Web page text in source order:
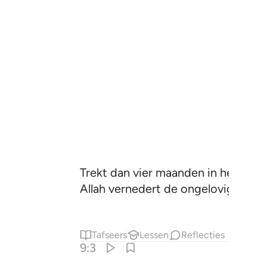
Trekt dan vier maanden in het
Allah vernedert de ongelovigen.
Tafseers Lessen Reflecties
9:3